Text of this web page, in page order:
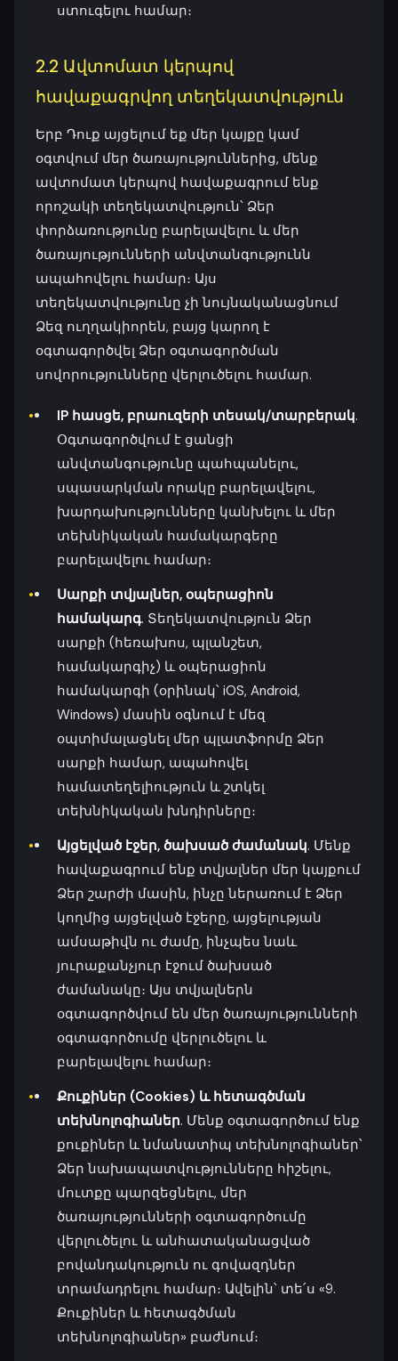
ստուգելու համար։
2.2 Ավտոմատ կերպով
հավաքագրվող տեղեկատվություն
Երբ Դուք այցելում եք մեր կայքը կամ
օգտվում մեր ծառայություններից, մենք
ավտոմատ կերպով հավաքագրում ենք
որոշակի տեղեկատվություն՝ Ձեր
փորձառությունը բարելավելու և մեր
ծառայությունների անվտանգությունն
ապահովելու համար։ Այս
տեղեկատվությունը չի նույնականացնում
Ձեզ ուղղակիորեն, բայց կարող է
օգտագործվել Ձեր օգտագործման
սովորությունները վերլուծելու համար.
IP հասցե, բրաուզերի տեսակ/տարբերակ.
Օգտագործվում է ցանցի
անվտանգությունը պահպանելու,
սպասարկման որակը բարելավելու,
խարդախությունները կանխելու և մեր
տեխնիկական համակարգերը
բարելավելու համար։
Սարքի տվյալներ, օպերացիոն
համակարգ. Տեղեկատվություն Ձեր
սարքի (հեռախոս, պլանշետ,
համակարգիչ) և օպերացիոն
համակարգի (օրինակ՝ iOS, Android,
Windows) մասին օգնում է մեզ
օպտիմալացնել մեր պլատֆորմը Ձեր
սարքի համար, ապահովել
համատեղելիություն և շտկել
տեխնիկական խնդիրները։
Այցելված էջեր, ծախսած ժամանակ. Մենք
հավաքագրում ենք տվյալներ մեր կայքում
Ձեր շարժի մասին, ինչը ներառում է Ձեր
կողմից այցելված էջերը, այցելության
ամսաթիվն ու ժամը, ինչպես նաև
յուրաքանչյուր էջում ծախսած
ժամանակը։ Այս տվյալներն
օգտագործվում են մեր ծառայությունների
օգտագործումը վերլուծելու և
բարելավելու համար։
Քուքիներ (Cookies) և հետագծման
տեխնոլոգիաներ. Մենք օգտագործում ենք
քուքիներ և նմանատիպ տեխնոլոգիաներ՝
Ձեր նախապատվությունները հիշելու,
մուտքը պարզեցնելու, մեր
ծառայությունների օգտագործումը
վերլուծելու և անհատականացված
բովանդակություն ու գովազդներ
տրամադրելու համար։ Ավելին՝ տե՛ս «9.
Քուքիներ և հետագծման
տեխնոլոգիաներ» բաժնում։